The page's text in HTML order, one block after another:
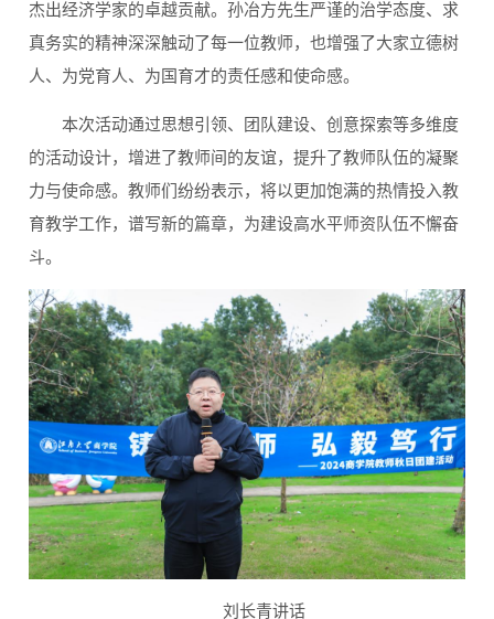
杰出经济学家的卓越贡献。孙冶方先生严谨的治学态度、求
真务实的精神深深触动了每一位教师，也增强了大家立德树
人、为党育人、为国育才的责任感和使命感。
本次活动通过思想引领、团队建设、创意探索等多维度
的活动设计，增进了教师间的友谊，提升了教师队伍的凝聚
力与使命感。教师们纷纷表示，将以更加饱满的热情投入教
育教学工作，谱写新的篇章，为建设高水平师资队伍不懈奋
斗。
刘长青讲话